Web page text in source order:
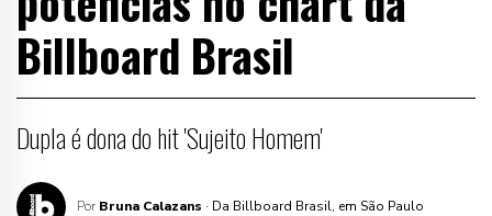
Billboard Brasil
Dupla é dona do hit 'Sujeito Homem'
Por Bruna Calazans · Da Billboard Brasil, em São Paulo